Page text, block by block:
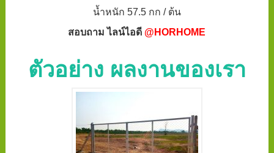
น้ำหนัก 57.5 กก / ต้น
สอบถาม ไลน์ไอดี @HORHOME
ตัวอย่าง ผลงานของเรา